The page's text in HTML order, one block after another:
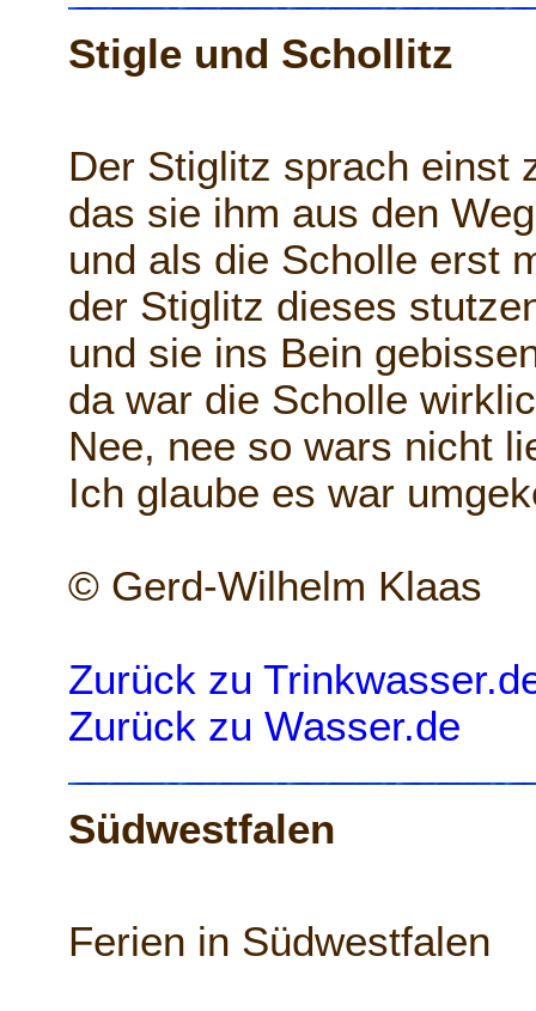
Stigle und Schollitz
Der Stiglitz sprach einst
das sie ihm aus den
und als die Scholle erst
der Stiglitz dieses
und sie ins Bein
da war die Scholle
Nee, nee so wars nicht
Ich glaube es war
© Gerd-Wilhelm Klaas
Zurück zu
Zurück zu Wasser.de
Südwestfalen
Ferien in Südwestfalen